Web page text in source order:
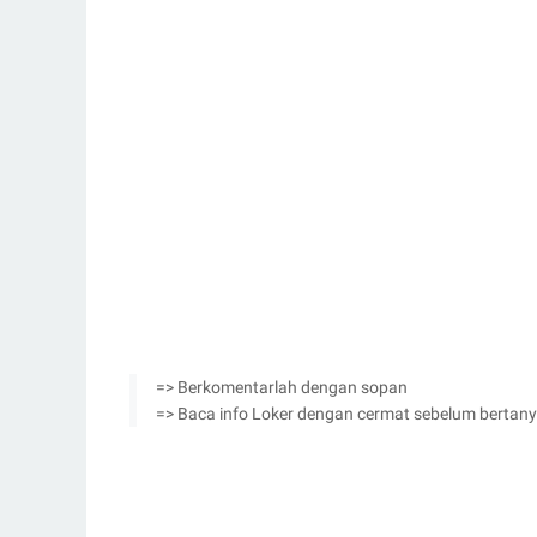
=> Berkomentarlah dengan sopan
=> Baca info Loker dengan cermat sebelum